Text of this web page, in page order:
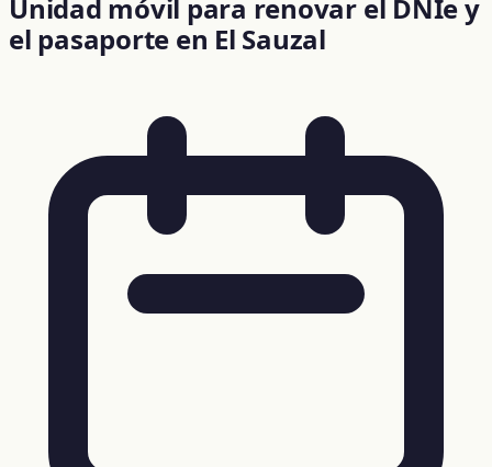
Unidad móvil para renovar el DNIe y
el pasaporte en El Sauzal